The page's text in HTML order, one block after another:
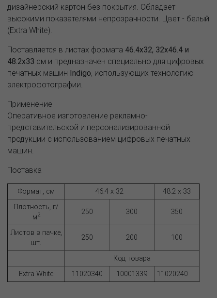
дизайнерский картон без покрытия. Обладает
высокими показателями непрозрачности. Цвет - белый
(Extra White).
Поставляется в листах формата 46.4х32, 32x46.4 и
48.2x33 см и предназначен специально для цифровых
печатных машин Indigo, использующих технологию
электрофотографии.
Применение
Оперативное изготовление рекламно-
представительской и персонализированной
продукции с использованием цифровых печатных
машин.
Поставка
Формат, см 46.4 x 32
48.2 x 33
Плотность, г/
м2 250 300 350
Листов в пачке,
шт.
250 200 100
Код товара
Extra White
11020340 10001339 11020240